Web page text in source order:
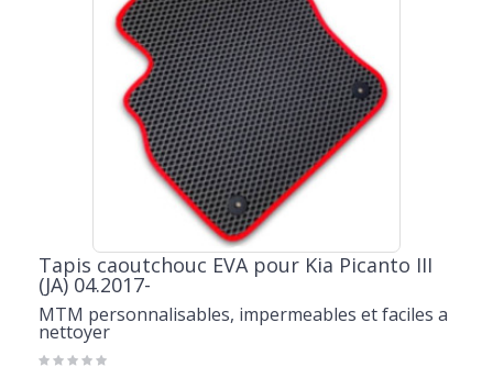
Tapis caoutchouc EVA pour Kia Picanto III
(JA) 04.2017-
MTM personnalisables, impermeables et faciles a
nettoyer